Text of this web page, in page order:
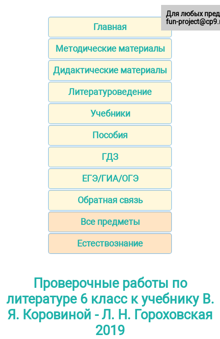
Главная
Методические материалы
Дидактические материалы
Литературоведение
Учебники
Пособия
ГДЗ
ЕГЭ/ГИА/ОГЭ
Обратная связь
Все предметы
Естествознание
Проверочные работы по
литературе 6 класс к учебнику В.
Я. Коровиной - Л. Н. Гороховская
2019
Для любых
fun-